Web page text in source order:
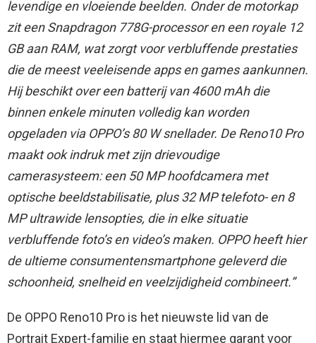
levendige en vloeiende beelden. Onder de motorkap
zit een Snapdragon 778G-processor en een royale 12
GB aan RAM, wat zorgt voor verbluffende prestaties
die de meest veeleisende apps en games aankunnen.
Hij beschikt over een batterij van 4600 mAh die
binnen enkele minuten volledig kan worden
opgeladen via OPPO’s 80 W snellader. De Reno10 Pro
maakt ook indruk met zijn drievoudige
camerasysteem: een 50 MP hoofdcamera met
optische beeldstabilisatie, plus 32 MP telefoto- en 8
MP ultrawide lensopties, die in elke situatie
verbluffende foto’s en video’s maken. OPPO heeft hier
de ultieme consumentensmartphone geleverd die
schoonheid, snelheid en veelzijdigheid combineert.”
De OPPO Reno10 Pro is het nieuwste lid van de
Portrait Expert-familie en staat hiermee garant voor